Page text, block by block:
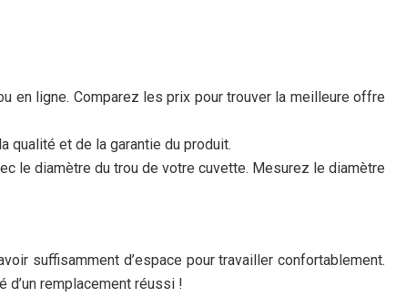
en ligne. Comparez les prix pour trouver la meilleure offre
qualité et de la garantie du produit.
le diamètre du trou de votre cuvette. Mesurez le diamètre
suffisamment d’espace pour travailler confortablement.
d’un remplacement réussi !